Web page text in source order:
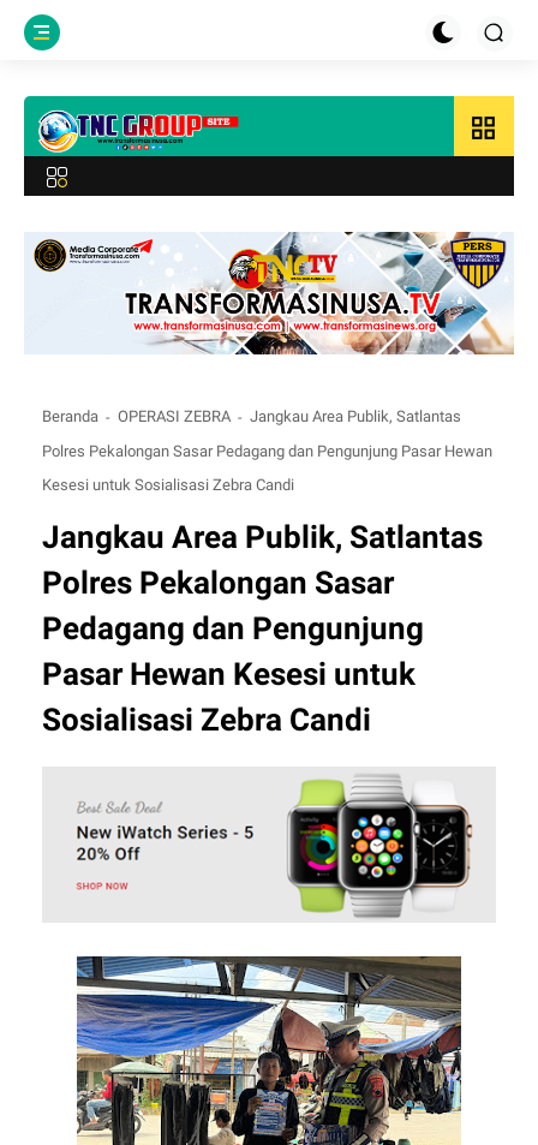
grid_view
Beranda OPERASI ZEBRA
Jangkau Area Publik, Satlantas
Polres Pekalongan Sasar Pedagang dan Pengunjung Pasar Hewan
Kesesi untuk Sosialisasi Zebra Candi
Jangkau Area Publik, Satlantas
Polres Pekalongan Sasar
Pedagang dan Pengunjung
Pasar Hewan Kesesi untuk
Sosialisasi Zebra Candi